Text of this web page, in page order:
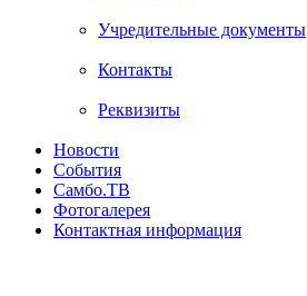
Учредительные документы
Контакты
Реквизиты
Новости
События
Самбо.ТВ
Фотогалерея
Контактная информация